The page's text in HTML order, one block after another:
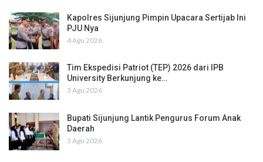
Kapolres Sijunjung Pimpin Upacara Sertijab Ini
PJU Nya
4 Agu 2026
Tim Ekspedisi Patriot (TEP) 2026 dari IPB
University Berkunjung ke…
3 Agu 2026
Bupati Sijunjung Lantik Pengurus Forum Anak
Daerah
3 Agu 2026